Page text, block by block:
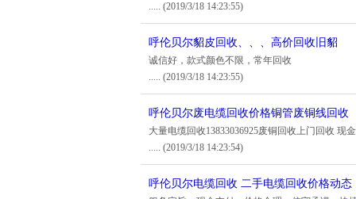
..... (2019/3/18 14:23:55)
呼伦贝尔貂皮回收、、、高价回收旧貂
诚信好，款式颜色不限，常年回收
..... (2019/3/18 14:23:55)
呼伦贝尔废电缆回收价格铜管废铜线回收
大量电缆回收13833036925废铜回收上门回收 现
..... (2019/3/18 14:23:54)
呼伦贝尔电缆回收 二手电缆回收价格动态